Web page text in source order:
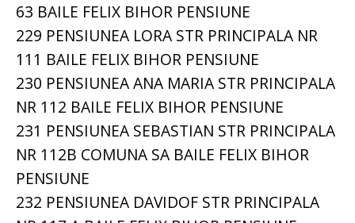
63 BAILE FELIX BIHOR PENSIUNE
229 PENSIUNEA LORA STR PRINCIPALA NR
111 BAILE FELIX BIHOR PENSIUNE
230 PENSIUNEA ANA MARIA STR PRINCIPALA
NR 112 BAILE FELIX BIHOR PENSIUNE
231 PENSIUNEA SEBASTIAN STR PRINCIPALA
NR 112B COMUNA SA BAILE FELIX BIHOR
PENSIUNE
232 PENSIUNEA DAVIDOF STR PRINCIPALA